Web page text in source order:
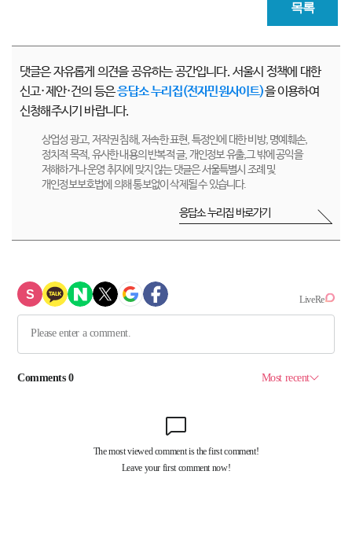
목록
댓글은 자유롭게 의견을 공유하는 공간입니다. 서울시 정책에 대한
신고·제안·건의 등은응답소 누리집(전자민원사이트)을 이용하여
신청해주시기 바랍니다.
상업성 광고, 저작권 침해, 저속한 표현, 특정인에 대한 비방, 명예훼손,
정치적 목적, 유사한 내용의 반복적 글, 개인정보 유출,그 밖에 공익을
저해하거나 운영 취지에 맞지 않는 댓글은 서울특별시 조례 및
개인정보보호법에 의해 통보없이 삭제될 수 있습니다.
응답소 누리집 바로가기